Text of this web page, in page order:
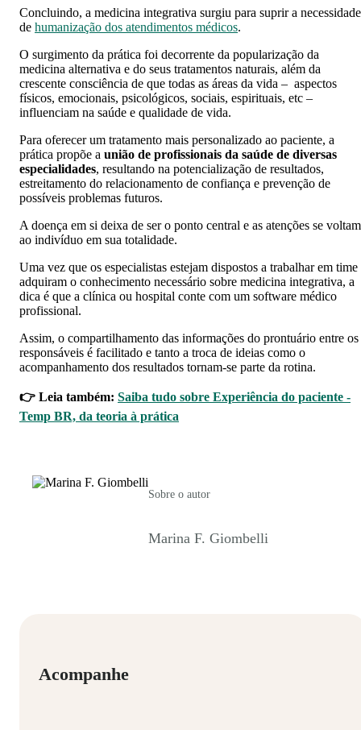
Concluindo, a medicina integrativa surgiu para suprir a necessidade
de humanização dos atendimentos médicos.
O surgimento da prática foi decorrente da popularização da
medicina alternativa e do seus tratamentos naturais, além da
crescente consciência de que todas as áreas da vida – aspectos
físicos, emocionais, psicológicos, sociais, espirituais, etc –
influenciam na saúde e qualidade de vida.
Para oferecer um tratamento mais personalizado ao paciente, a
prática propõe a união de profissionais da saúde de diversas
especialidades, resultando na potencialização de resultados,
estreitamento do relacionamento de confiança e prevenção de
possíveis problemas futuros.
A doença em si deixa de ser o ponto central e as atenções se voltam
ao indivíduo em sua totalidade.
Uma vez que os especialistas estejam dispostos a trabalhar em time
adquiram o conhecimento necessário sobre medicina integrativa, a
dica é que a clínica ou hospital conte com um software médico
profissional.
Assim, o compartilhamento das informações do prontuário entre os
responsáveis é facilitado e tanto a troca de ideias como o
acompanhamento dos resultados tornam-se parte da rotina.
👉 Leia também: Saiba tudo sobre Experiência do paciente -
Temp BR, da teoria à prática
Sobre o autor
Marina F. Giombelli
Acompanhe